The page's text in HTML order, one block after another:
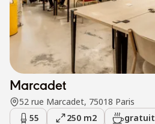
Marcadet
52 rue Marcadet, 75018 Paris
55
250 m2 gratuit